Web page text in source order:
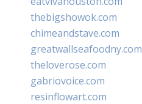
thebigshowok.com
chimeandstave.com
greatwallseafoodny.com
theloverose.com
gabriovoice.com
resinflowart.com